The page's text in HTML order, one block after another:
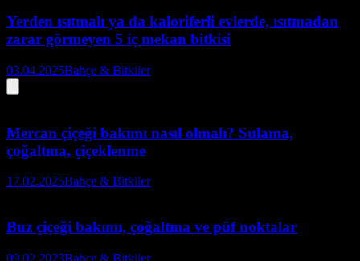
Yerden ısıtmalı ya da kaloriferli evlerde, ısıtmadan
zarar görmeyen 5 iç mekan bitkisi
03.04.2025Bahçe & Bitkiler
Mercan çiçeği bakımı nasıl olmalı? Sulama,
çoğaltma, çiçeklenme
17.02.2025Bahçe & Bitkiler
Buz çiçeği bakımı, çoğaltma ve püf noktalar
09.02.2023Bahçe & Bitkiler